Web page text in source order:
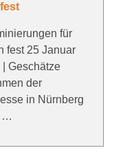
für
fest 25 Januar
Geschätze
der
in Nürnberg
…